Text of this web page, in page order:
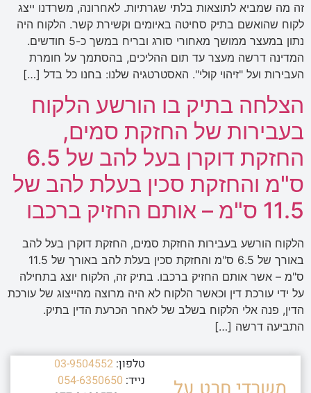
זה מה שמביא לתוצאות בלתי שגרתיות. לאחרונה, משרדנו ייצג
לקוח שהואשם בתיק סחיטה באיומים וקשירת קשר. הלקוח היה
נתון במעצר ממושך מאחורי סורג ובריח במשך כ-5 חודשים.
המדינה דרשה מעצר עד תום ההליכים, בהסתמך על חומרת
העבירות ועל "זיהוי קולי". האסטרטגיה שלנו: בחנו כל בדל […]
הצלחה בתיק בו הורשע הלקוח
בעבירות של החזקת סמים,
החזקת דוקרן בעל להב של 6.5
ס"מ והחזקת סכין בעלת להב של
11.5 ס"מ – אותם החזיק ברכבו
הלקוח הורשע בעבירות החזקת סמים, החזקת דוקרן בעל להב
באורך של 6.5 ס"מ והחזקת סכין בעלת להב באורך של 11.5
ס"מ – אשר אותם החזיק ברכבו. בתיק זה, הלקוח יוצג בתחילה
על ידי עורכת דין וכאשר הלקוח לא היה מרוצה מהייצוג של עורכת
הדין, פנה אלי הלקוח בשלב של לאחר הכרעת הדין בתיק.
התביעה דרשה […]
טלפון: 03-9504552
נייד: 054-6350650